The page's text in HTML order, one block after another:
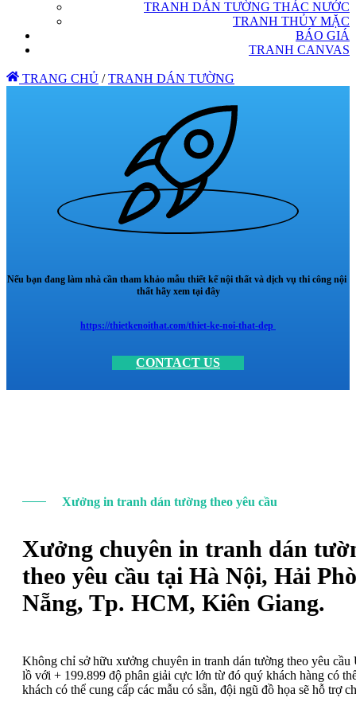
TRANH DÁN TƯỜNG THÁC NƯỚC
TRANH THỦY MẶC
BÁO GIÁ
TRANH CANVAS
TRANG CHỦ / TRANH DÁN TƯỜNG
Nếu bạn đang làm nhà cần tham khảo mẫu thiết kế nội thất và dịch vụ thi công nội
thất hãy xem tại đây
https://thietkenoithat.com/thiet-ke-noi-that-dep
CONTACT US
Xưởng in tranh dán tường theo yêu cầu
Xưởng chuyên in tranh dán
theo yêu cầu tại Hà Nội, Hải
Nẵng, Tp. HCM, Kiên Giang.
Không chỉ sở hữu xưởng chuyên in tranh dán tường theo yêu
lồ với + 199.899 độ phân giải cực lớn từ đó quý khách hàng có
khách có thể cung cấp các mẫu có sẵn, đội ngũ đồ họa sẽ hỗ trợ